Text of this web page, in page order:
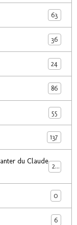
63
36
24
86
55
137
du Claude
24
0
6